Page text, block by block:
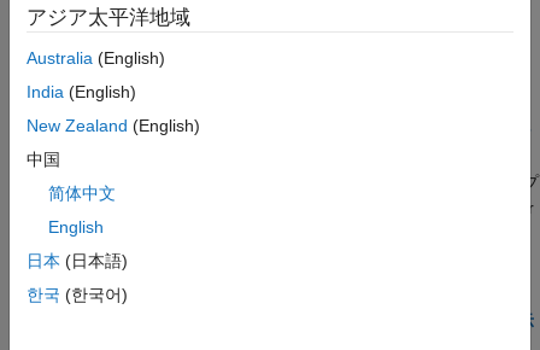
ム メンバーに割り当てる。
Interface
Define and share review scopes for your group or project.
Bug Finder 品質目標に照らし合わせた Polyspace Bug Finder
の結果の評価
Bug Finder 解析のすべての結果を評価する代わりに、解析済みプ
ロジェクトが満たす必要がある基準を最初に定義し、Bug Finder
の結果をこの基準に照らし合わせて評価できます。
既知の結果の正当化
コードへの注釈付けと既知の結果または許容可能な結果の非表示
アジア太平洋地域
Australia (English)
India (English)
New Zealand (English)
中国
简体中文
English
日本 (日本語)
한국 (한국어)